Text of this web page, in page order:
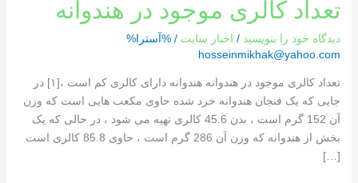
تعداد کالری موجود در هندوانه
دیدگاه‌ خود را بنویسید / اخبار سایت / %آسترا%
hosseinmikhak@yahoo.com
تعداد کالری موجود در هندوانه هندوانه دارای کالری کم است ،[١] در
جایی که یک فنجان هندوانه خرد شده حاوی مکعب هایی است که وزن
آن 152 گرم است ، بدن 45.6 کالری تهیه می شود ، در حالی که یک
بخش از هندوانه که وزن آن 286 گرم است ، حاوی 85.8 کالری است
[…]